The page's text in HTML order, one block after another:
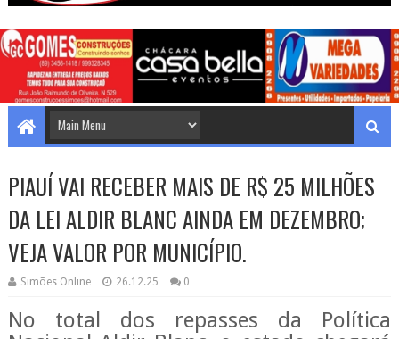
PIAUÍ VAI RECEBER MAIS DE R$ 25 MILHÕES
DA LEI ALDIR BLANC AINDA EM DEZEMBRO;
VEJA VALOR POR MUNICÍPIO.
Simões Online 26.12.25 0
No total dos repasses da Política